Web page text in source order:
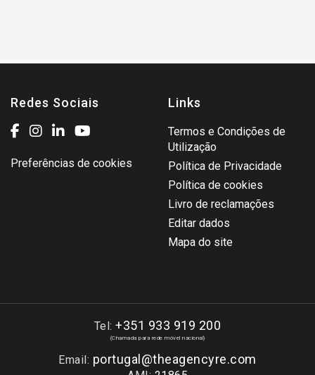
Redes Sociais
Preferências de cookies
Links
Termos e Condições de
Utilização
Política de Privacidade
Política de cookies
Livro de reclamações
Editar dados
Mapa do site
Tel:+351 933 919 200
(Chamada para rede móvel nacional)
Email: portugal@theagencyre.com